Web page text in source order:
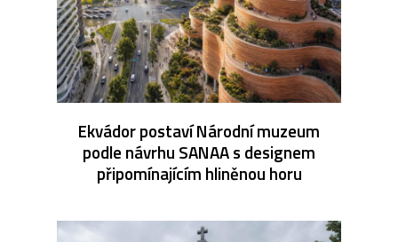
Ekvádor postaví Národní muzeum
podle návrhu SANAA s designem
připomínajícím hliněnou horu